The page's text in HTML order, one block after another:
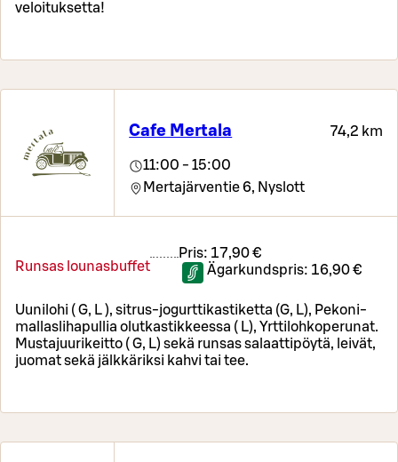
veloituksetta!
Cafe Mertala 74,2 km
11:00 - 15:00
Mertajärventie 6, Nyslott
Runsas lounasbuffet
Pris: 17,90 €
Ägarkundspris: 16,90 €
Uunilohi ( G, L ), sitrus-jogurttikastiketta (G, L), Pekoni-
mallaslihapullia olutkastikkeessa ( L), Yrttilohkoperunat.
Mustajuurikeitto ( G, L) sekä runsas salaattipöytä, leivät,
juomat sekä jälkkäriksi kahvi tai tee.